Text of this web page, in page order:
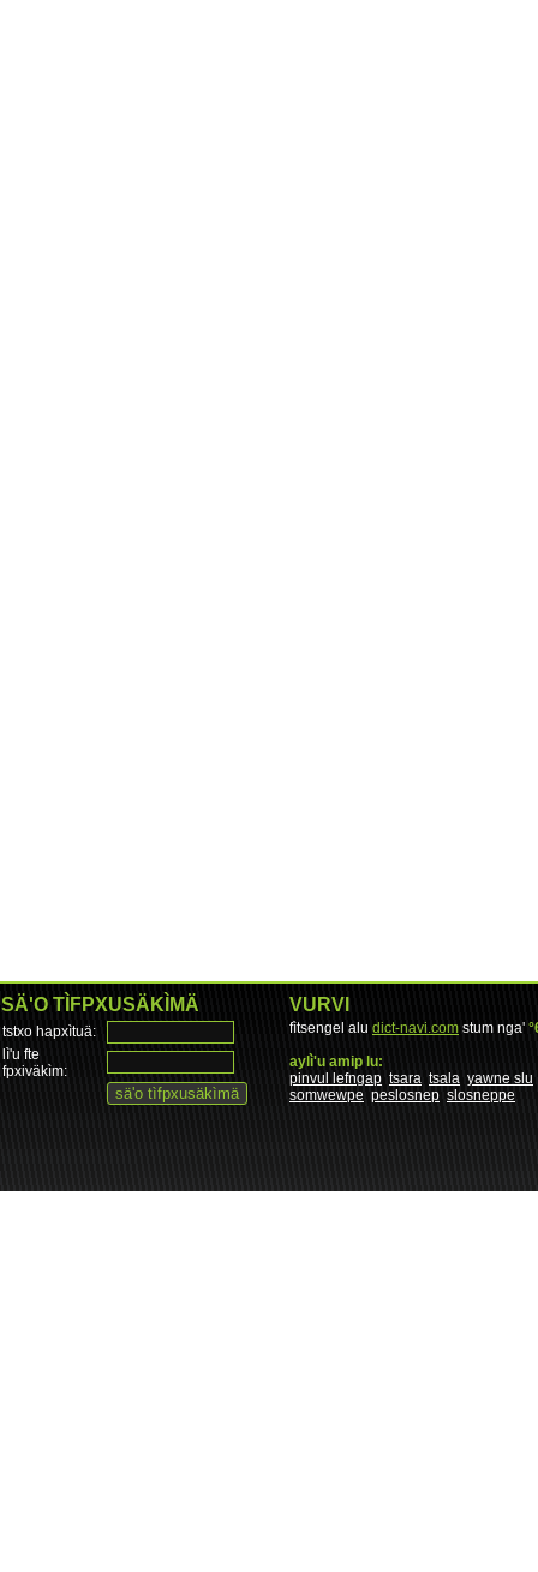
SÄ'O TÌFPXUSÄKÌMÄ
tstxo hapxìtuä:
lì'u fte
fpxiväkìm:
VURVI
fìtsengel alu dict-navi.com stum nga'
aylì'u amip lu:
pinvul lefngap tsara tsala yawne slu
somwewpe peslosnep slosneppe